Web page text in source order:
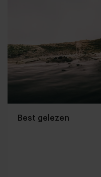
Best gelezen